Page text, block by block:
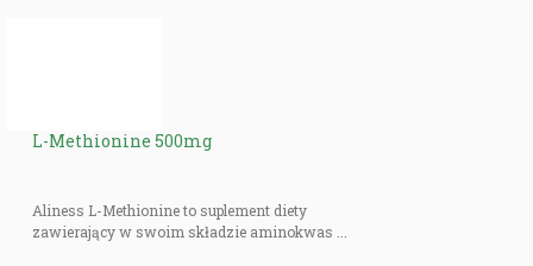
L-Methionine 500mg
Aliness L-Methionine to suplement diety
zawierający w swoim składzie aminokwas ...